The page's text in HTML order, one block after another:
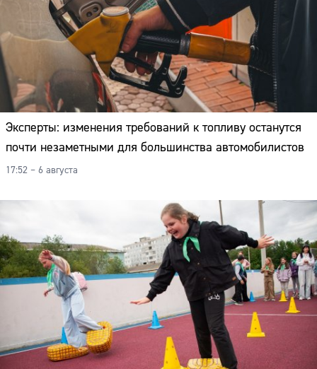
Эксперты: изменения требований к топливу останутся
почти незаметными для большинства автомобилистов
17:52 – 6 августа